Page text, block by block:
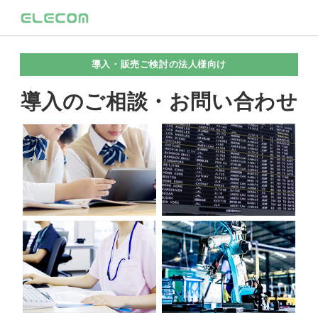
導入・販売ご検討の法人様向け
導入のご相談・お問い合わせ